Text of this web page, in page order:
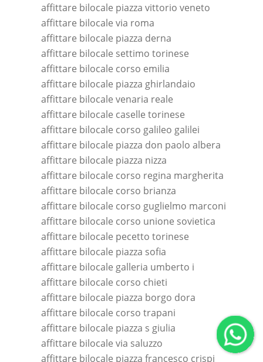
affittare bilocale piazza vittorio veneto
affittare bilocale via roma
affittare bilocale piazza derna
affittare bilocale settimo torinese
affittare bilocale corso emilia
affittare bilocale piazza ghirlandaio
affittare bilocale venaria reale
affittare bilocale caselle torinese
affittare bilocale corso galileo galilei
affittare bilocale piazza don paolo albera
affittare bilocale piazza nizza
affittare bilocale corso regina margherita
affittare bilocale corso brianza
affittare bilocale corso guglielmo marconi
affittare bilocale corso unione sovietica
affittare bilocale pecetto torinese
affittare bilocale piazza sofia
affittare bilocale galleria umberto i
affittare bilocale corso chieti
affittare bilocale piazza borgo dora
affittare bilocale corso trapani
affittare bilocale piazza s giulia
affittare bilocale via saluzzo
affittare bilocale piazza francesco crispi